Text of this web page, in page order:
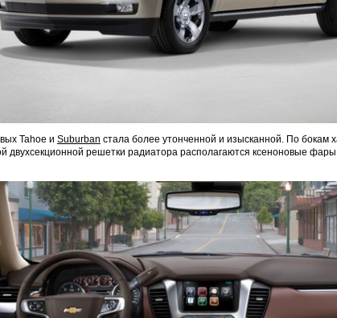
Tahoe и Suburban стала более утонченной и изысканной. По бокам
двухсекционной решетки радиатора располагаются ксеноновые